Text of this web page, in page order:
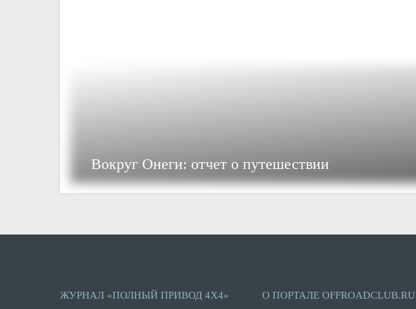
Вокруг Онеги: отчет о путешествии
ЖУРНАЛ «ПОЛНЫЙ ПРИВОД 4Х4» О ПОРТАЛЕ OFFROADCLUB.RU